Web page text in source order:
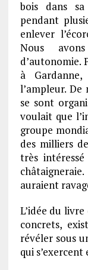
bois dans
pendant
enlever
Nous
d’autonomie.
à
l’ampleur.
se sont
voulait que
groupe
des milliers
très
auraient
L’idée du
concrets,
révéler sous
qui s’exercent